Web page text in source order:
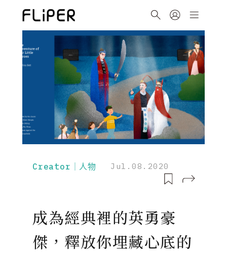
Creator｜人物 Jul.08.2020
成為經典裡的英勇豪
傑，釋放你埋藏心底的